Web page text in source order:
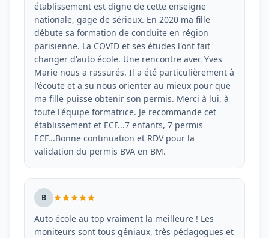
établissement est digne de cette enseigne
nationale, gage de sérieux. En 2020 ma fille
débute sa formation de conduite en région
parisienne. La COVID et ses études l'ont fait
changer d'auto école. Une rencontre avec Yves
Marie nous a rassurés. Il a été particulièrement à
l'écoute et a su nous orienter au mieux pour que
ma fille puisse obtenir son permis. Merci à lui, à
toute l'équipe formatrice. Je recommande cet
établissement et ECF...7 enfants, 7 permis
ECF...Bonne continuation et RDV pour la
validation du permis BVA en BM.
B
Auto école au top vraiment la meilleure ! Les
moniteurs sont tous géniaux, très pédagogues et